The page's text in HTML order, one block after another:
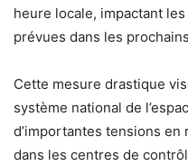
heure locale, impactant
prévues dans les
Cette mesure drastique
système national de
d’importantes tensions
dans les centres de